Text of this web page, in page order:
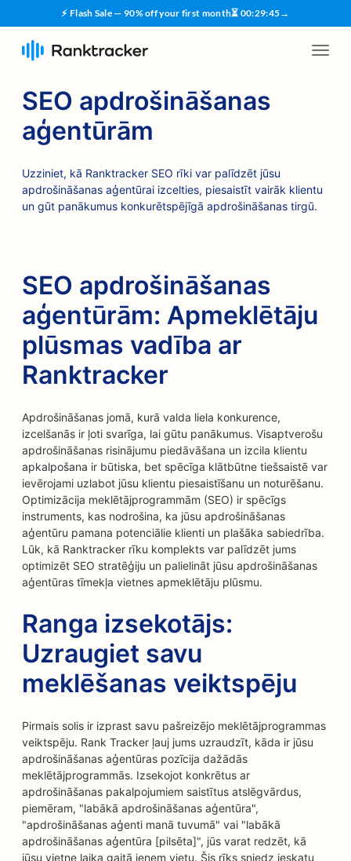
⚡ Flash Sale — 90% off your first month⏳ 00:29:45→
SEO apdrošināšanas
aģentūrām
Uzziniet, kā Ranktracker SEO rīki var palīdzēt jūsu
apdrošināšanas aģentūrai izcelties, piesaistīt vairāk klientu
un gūt panākumus konkurētspējīgā apdrošināšanas tirgū.
SEO apdrošināšanas
aģentūrām: Apmeklētāju
plūsmas vadība ar
Ranktracker
Apdrošināšanas jomā, kurā valda liela konkurence,
izcelšanās ir ļoti svarīga, lai gūtu panākumus. Visaptverošu
apdrošināšanas risinājumu piedāvāšana un izcila klientu
apkalpošana ir būtiska, bet spēcīga klātbūtne tiešsaistē var
ievērojami uzlabot jūsu klientu piesaistīšanu un noturēšanu.
Optimizācija meklētājprogrammām (SEO) ir spēcīgs
instruments, kas nodrošina, ka jūsu apdrošināšanas
aģentūru pamana potenciālie klienti un plašāka sabiedrība.
Lūk, kā Ranktracker rīku komplekts var palīdzēt jums
optimizēt SEO stratēģiju un palielināt jūsu apdrošināšanas
aģentūras tīmekļa vietnes apmeklētāju plūsmu.
Ranga izsekotājs:
Uzraugiet savu
meklēšanas veiktspēju
Pirmais solis ir izprast savu pašreizējo meklētājprogrammas
veiktspēju. Rank Tracker ļauj jums uzraudzīt, kāda ir jūsu
apdrošināšanas aģentūras pozīcija dažādās
meklētājprogrammās. Izsekojot konkrētus ar
apdrošināšanas pakalpojumiem saistītus atslēgvārdus,
piemēram, "labākā apdrošināšanas aģentūra",
"apdrošināšanas aģenti manā tuvumā" vai "labākā
apdrošināšanas aģentūra [pilsēta]", jūs varat redzēt, kā
jūsu vietne laika gaitā ieņem vietu. Šis rīks sniedz ieskatu